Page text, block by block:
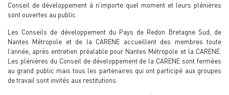
Conseil de développement à n’importe quel moment et leurs plénières
sont ouvertes au public.
Les Conseils de développement du Pays de Redon Bretagne Sud, de
Nantes Métropole et de la CARENE accueillent des membres toute
l’année, après entretien préalable pour Nantes Métropole et la CARENE.
Les plénières du Conseil de développement de la CARENE sont fermées
au grand public mais tous les partenaires qui ont participé aux groupes
de travail sont invités aux restitutions.